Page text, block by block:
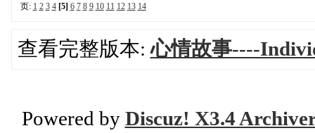
页: 1 2 3 4 [5] 6 7 8 9 10 11 12 13 14
查看完整版本:心情故事----
Powered by Discuz! X3.4